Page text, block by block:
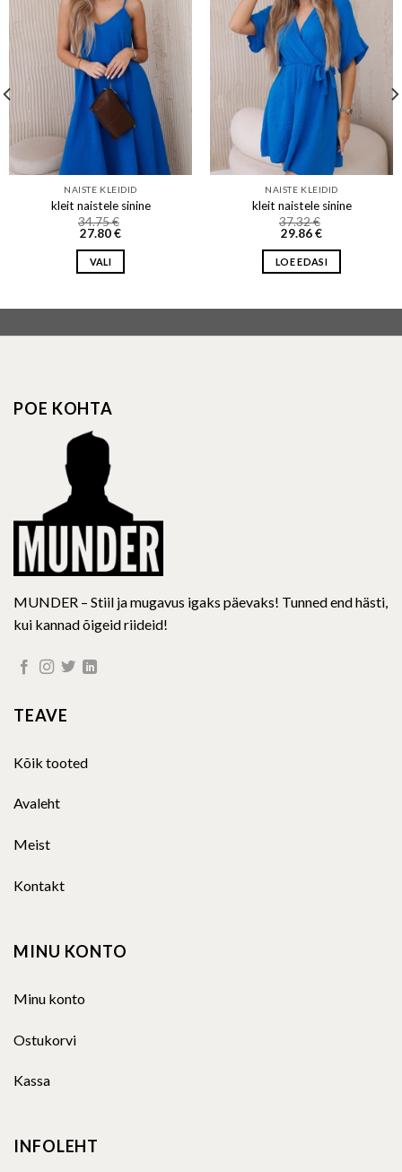
Add to wishlist
NAISTE KLEIDID
kleit naistele sinine
34.75€
27.80€
VALI
multiple
may
chosen
on
the
product
page
Add to wishlist
NAISTE KLEIDID
kleit naistele sinine
37.32€
29.86€
LOE EDASI
POE KOHTA
MUNDER – Stiil ja mugavus igaks päevaks! Tunned end hästi,
kui kannad õigeid riideid!
TEAVE
Kõik tooted
Avaleht
Meist
Kontakt
MINU KONTO
Minu konto
Ostukorvi
Kassa
INFOLEHT